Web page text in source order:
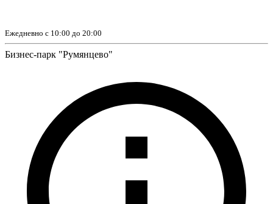
Ежедневно с 10:00 до 20:00
Бизнес-парк "Румянцево"